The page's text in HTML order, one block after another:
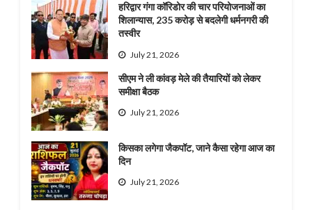
हरिद्वार गंगा कॉरिडोर की चार परियोजनाओं का
शिलान्यास, 235 करोड़ से बदलेगी धर्मनगरी की
तस्वीर
July 21, 2026
सीएम ने ली कांवड़ मेले की तैयारियों को लेकर
समीक्षा बैठक
July 21, 2026
किसका लगेगा जैकपॉट, जाने कैसा रहेगा आज का
दिन
July 21, 2026